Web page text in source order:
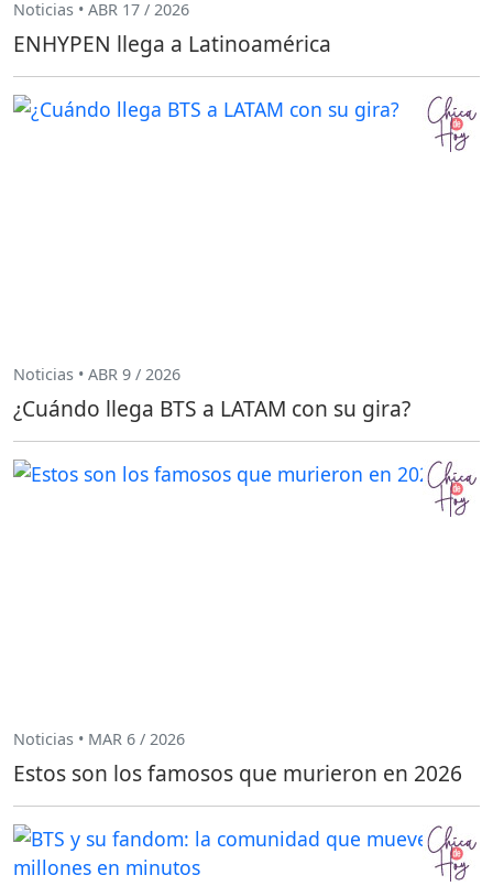
Noticias • ABR 17 / 2026
ENHYPEN llega a Latinoamérica
Noticias • ABR 9 / 2026
¿Cuándo llega BTS a LATAM con su gira?
Noticias • MAR 6 / 2026
Estos son los famosos que murieron en 2026